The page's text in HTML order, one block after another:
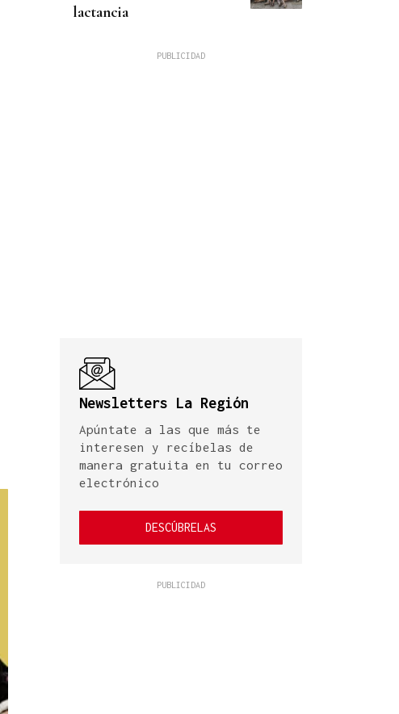
lactancia
Newsletters La Región
Apúntate a las que más te
interesen y recíbelas de
manera gratuita en tu correo
electrónico
DESCÚBRELAS